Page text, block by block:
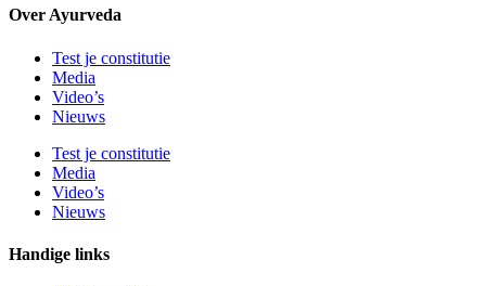
Over Ayurveda
Test je constitutie
Media
Video’s
Nieuws
Test je constitutie
Media
Video’s
Nieuws
Handige links